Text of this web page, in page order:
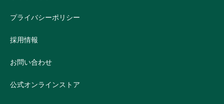
プライバシーポリシー
採用情報
お問い合わせ
公式オンラインストア